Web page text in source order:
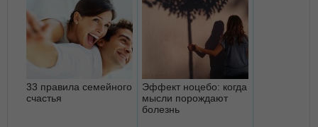
33 правила семейного
счастья
Эффект ноцебо: когда
мысли порождают
болезнь